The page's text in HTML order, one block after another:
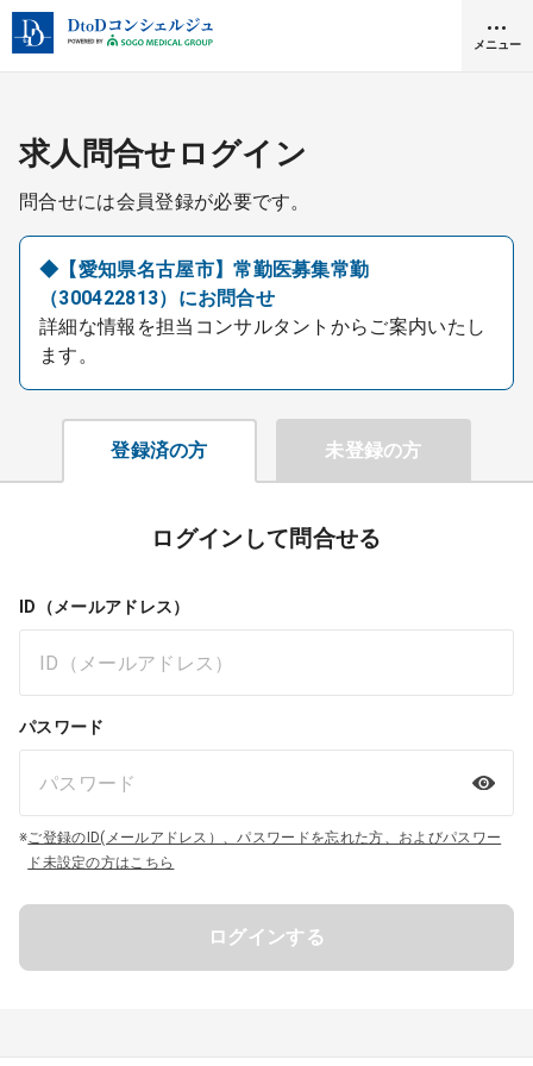
メニュー
クリニック開業
DtoDとは
お問合せ
医院の譲渡・売却をお考えの方
採用をお考えの医療機関の方
求人問合せログイン
問合せには会員登録が必要です。
◆【愛知県名古屋市】常勤医募集常勤
（300422813）にお問合せ
詳細な情報を担当コンサルタントからご案内いたし
ます。
登録済の方 未登録の方
ログインして問合せる
ID（メールアドレス）
パスワード
※ご登録のID(メールアドレス）、パスワードを忘れた方、およびパスワー
ド未設定の方はこちら
ログインする